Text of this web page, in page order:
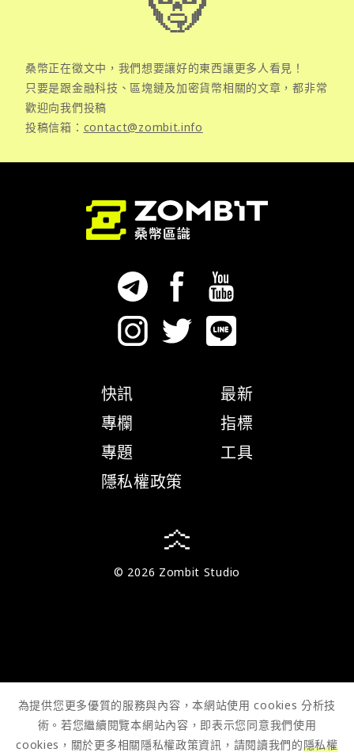
桑幣正在徵文中，我們想要讓好的東西讓更多人看見！
只要是跟金融科技、區塊鏈及加密貨幣相關的文章，都非常
歡迎向我們投稿
投稿信箱： contact@zombit.info
快訊
專欄
專題
隱私權政策
最新
指標
工具
© 2026 Zombit Studio
為提供您更多優質的服務與內容，本網站使用 cookies 分析技
術。若您繼續閱覽本網站內容，即表示您同意我們使用
cookies，關於更多相關隱私權政策資訊，請閱讀我們的隱私權